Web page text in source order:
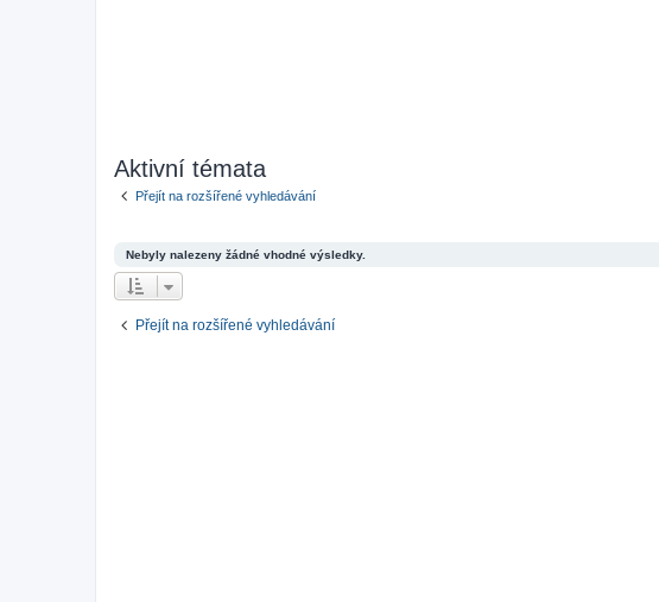
Aktivní témata
Přejít na rozšířené vyhledávání
Nebyly nalezeny žádné vhodné výsledky.
Přejít na rozšířené vyhledávání